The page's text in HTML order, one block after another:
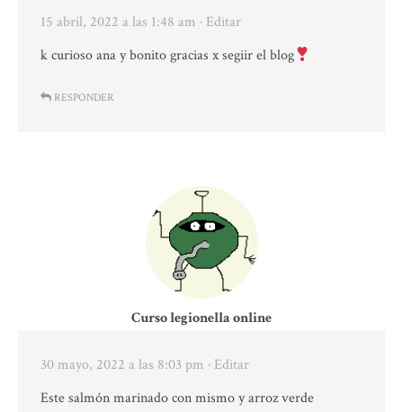
15 abril, 2022 a las 1:48 am · Editar
k curioso ana y bonito gracias x segiir el blog
RESPONDER
Curso legionella online
30 mayo, 2022 a las 8:03 pm · Editar
Este salmón marinado con mismo y arroz verde